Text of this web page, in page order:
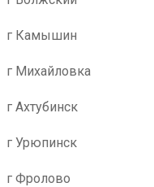
г Камышин
г Михайловка
г Ахтубинск
г Урюпинск
г Фролово